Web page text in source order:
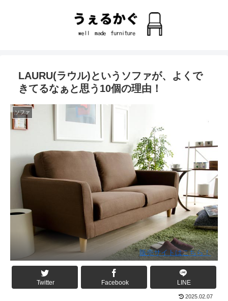
LAURU(ラウル)というソファが、よくで
きてるなぁと思う10個の理由！
ソファ
販売サイトはこちら！
Twitter Facebook LINE
2025.02.07